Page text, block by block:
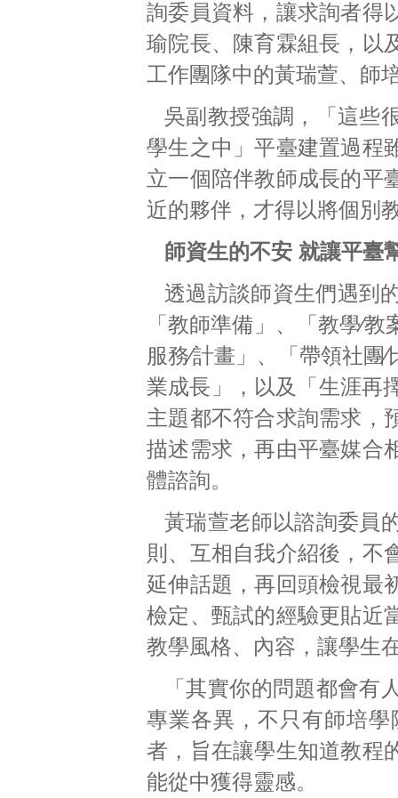
詢委員資料，讓求詢者得
瑜院長、陳育霖組長，以
工作團隊中的黃瑞萱、師
吳副教授強調，「這些
學生之中」平臺建置過程
立一個陪伴教師成長的平
近的夥伴，才得以將個別
師資生的不安 就讓平臺
透過訪談師資生們遇到
「教師準備」、「教學∕
服務∕計畫」、「帶領社
業成長」，以及「生涯再
主題都不符合求詢需求，
描述需求，再由平臺媒合
體諮詢。
黃瑞萱老師以諮詢委員
則、互相自我介紹後，不
延伸話題，再回頭檢視最
檢定、甄試的經驗更貼近
教學風格、內容，讓學生
「其實你的問題都會
專業各異，不只有師培
者，旨在讓學生知道教程
能從中獲得靈感。